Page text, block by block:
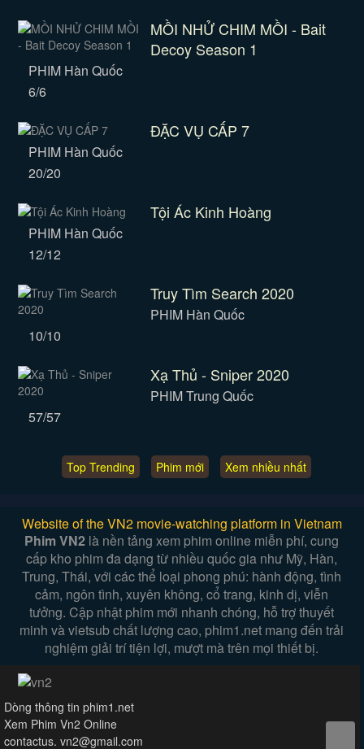
MỒI NHỬ CHIM MỒI - Bait
Decoy Season 1
PHIM Hàn Quốc
6/6
ĐẶC VỤ CẤP 7
PHIM Hàn Quốc
20/20
Tội Ác Kinh Hoàng
PHIM Hàn Quốc
12/12
Truy Tìm Search 2020
PHIM Hàn Quốc
10/10
Xạ Thủ - Sniper 2020
PHIM Trung Quốc
57/57
Top Trending Phim mới Xem nhiều nhất
Website of the VN2 movie-watching platform in Vietnam
Phim VN2 là nền tảng xem phim online miễn phí, cung
cấp kho phim đa dạng từ nhiều quốc gia như Mỹ, Hàn,
Trung, Thái, với các thể loại phong phú: hành động, tình
cảm, ngôn tình, xuyên không, cổ trang, kinh dị, viễn
tưởng. Cập nhật phim mới nhanh chóng, hỗ trợ thuyết
minh và vietsub chất lượng cao, phim1.net mang đến trải
nghiệm giải trí tiện lợi, mượt mà trên mọi thiết bị.
Dòng thông tin phim1.net
Xem Phim Vn2 Online
contactus. vn2@gmail.com